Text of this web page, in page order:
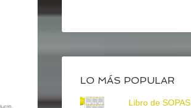
LO MÁS POPULAR
Libro de